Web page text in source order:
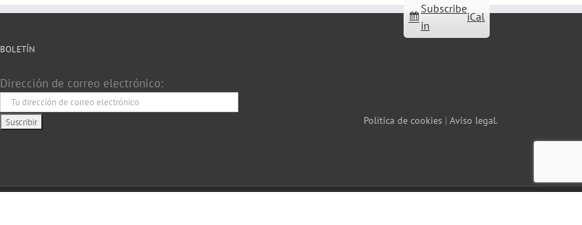
Subscribe
in
iCal
BOLETÍN
Dirección de correo electrónico:
Política de cookies | Aviso legal.